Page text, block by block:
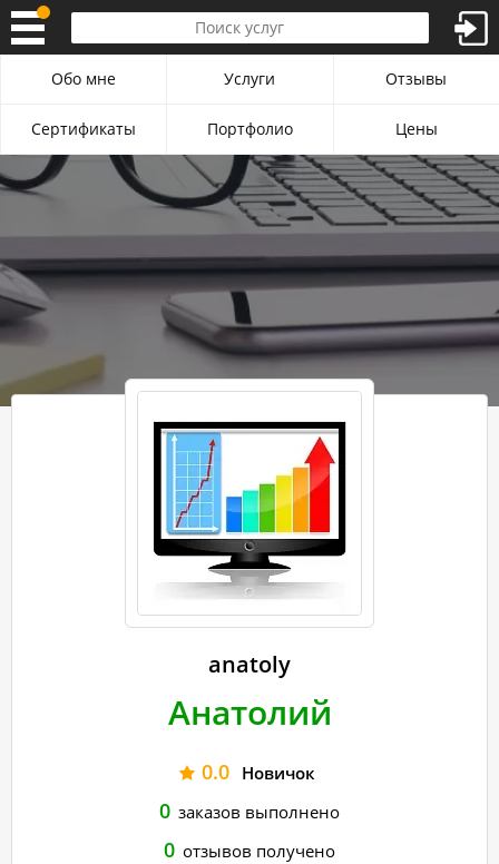
anatoly
Анатолий
0.0 Новичок
0 заказов выполнено
0 отзывов получено
Обо мне Услуги Отзывы
Сертификаты Портфолио Цены